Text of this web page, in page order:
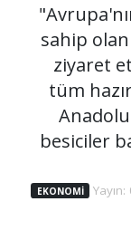
sahip olan
ziyaret
tüm
Anadolu
besiciler
EKONOMI